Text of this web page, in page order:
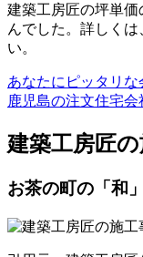
建築工房匠の坪単
んでした。詳しく
い。
あなたにピッタリな
鹿児島の注文住宅会
建築工房匠の
お茶の町の「和